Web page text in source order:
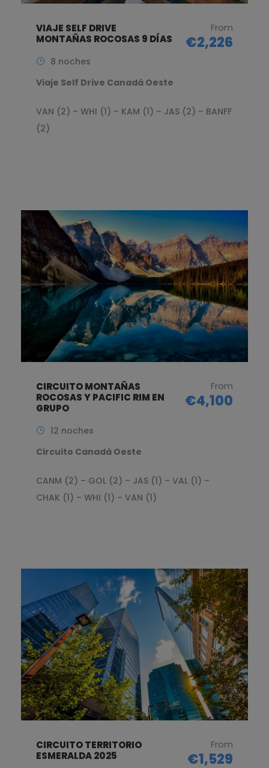
VIAJE SELF DRIVE
MONTAÑAS ROCOSAS 9 DÍAS
From
€2,226
8 noches
Viaje Self Drive Canadá Oeste
VAN (2) – WHI (1) – KAM (1) – JAS (2) – BANFF
(2)
CIRCUITO MONTAÑAS
ROCOSAS Y PACIFIC RIM EN
GRUPO
From
€4,100
12 noches
Circuito Canadá Oeste
CANM (2) – GOL (2) – JAS (1) – VAL (1) –
CHAK (1) – WHI (1) – VAN (1)
CIRCUITO TERRITORIO
ESMERALDA 2025
From
€1,529